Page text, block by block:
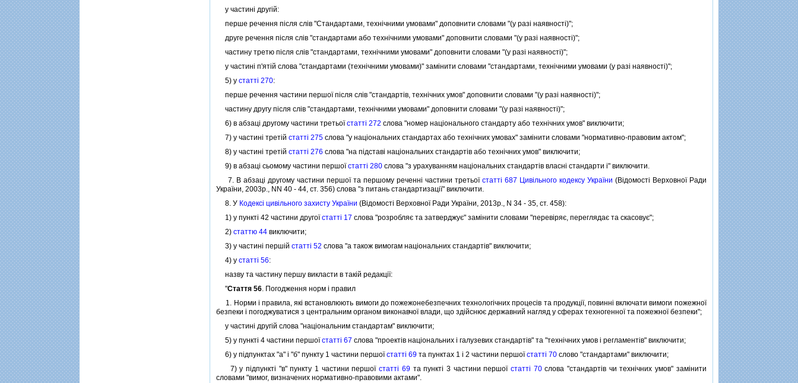
у частинi другiй:
перше речення пiсля слiв "Стандартами, технiчними умовами" доповнити словами "(у разi наявностi)";
друге речення пiсля слiв "стандартами або технiчними умовами" доповнити словами "(у разi наявностi)";
частину третю пiсля слiв "стандартами, технiчними умовами" доповнити словами "(у разi наявностi)";
у частинi п'ятiй слова "стандартами (технiчними умовами)" замiнити словами "стандартами, технiчними умовами (у разi наявностi)";
5) устаттi 270:
перше речення частини першої пiсля слiв "стандартiв, технiчних умов" доповнити словами "(у разi наявностi)";
частину другу пiсля слiв "стандартами, технiчними умовами" доповнити словами "(у разi наявностi)";
6) в абзацi другому частини третьоїстаттi 272 слова "номер нацiонального стандарту або технiчних умов" виключити;
7) у частинi третiйстаттi 275 слова "у нацiональних стандартах або технiчних умовах" замiнити словами "нормативно-правовим актом";
8) у частинi третiйстаттi 276 слова "на пiдставi нацiональних стандартiв або технiчних умов" виключити;
9) в абзацi сьомому частини першоїстаттi 280 слова "з урахуванням нацiональних стандартiв власнi стандарти i" виключити.
7. В абзацi другому частини першої та першому реченнi частини третьої статтi 687 Цивiльного кодексу України (Вiдомостi Верховної Ради
України, 2003р., NN 40 - 44, ст. 356) слова "з питань стандартизацiї" виключити.
8. У Кодексi цивiльного захисту України (Вiдомостi Верховної Ради України, 2013р., N 34 - 35, ст. 458):
1) у пунктi 42 частини другоїстаттi 17 слова "розробляє та затверджує" замiнити словами "перевiряє, переглядає та скасовує";
2)статтю 44 виключити;
3) у частинi першiйстаттi 52 слова "а також вимогам нацiональних стандартiв" виключити;
4) устаттi 56:
назву та частину першу викласти в такiй редакцiї:
"Стаття 56 . Погодження норм i правил
1. Норми i правила, якi встановлюють вимоги до пожежонебезпечних технологiчних процесiв та продукцiї, повиннi включати вимоги пожежної
безпеки i погоджуватися з центральним органом виконавчої влади, що здiйснює державний нагляд у сферах техногенної та пожежної безпеки";
у частинi другiй слова "нацiональним стандартам" виключити;
5) у пунктi 4 частини першоїстаттi 67 слова "проектiв нацiональних i галузевих стандартiв" та "технiчних умов i регламентiв" виключити;
6) у пiдпунктах "а" i "б" пункту 1 частини першоїстаттi 69 та пунктах 1 i 2 частини першоїстаттi 70 слово "стандартами" виключити;
7) у пiдпунктi "в" пункту 1 частини першоїстаттi 69та пунктi 3 частини першої статтi 70слова "стандартiв чи технiчних умов" замiнити
словами "вимог, визначених нормативно-правовими актами".